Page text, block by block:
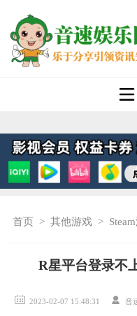
首页 >其他游戏 >
R星平台登录不
2023-02-07 15:48:31 音